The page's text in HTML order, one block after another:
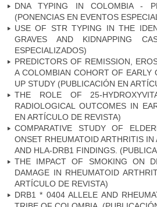
DNA TYPING IN COLOMBIA -
(PONENCIAS EN EVENTOS
USE OF STR TYPING IN THE
GRAVES AND KIDNAPPING
ESPECIALIZADOS)
PREDICTORS OF REMISSION,
A COLOMBIAN COHORT OF EARLY
UP STUDY (PUBLICACIÓN EN
THE ROLE OF 25-
RADIOLOGICAL OUTCOMES IN
EN ARTÍCULO DE REVISTA)
COMPARATIVE STUDY OF
ONSET RHEUMATOID ARTHRITIS
AND HLA-DRB1 FINDINGS.
THE IMPACT OF SMOKING ON
DAMAGE IN RHEUMATOID
ARTÍCULO DE REVISTA)
DRB1 * 0404 ALLELE AND